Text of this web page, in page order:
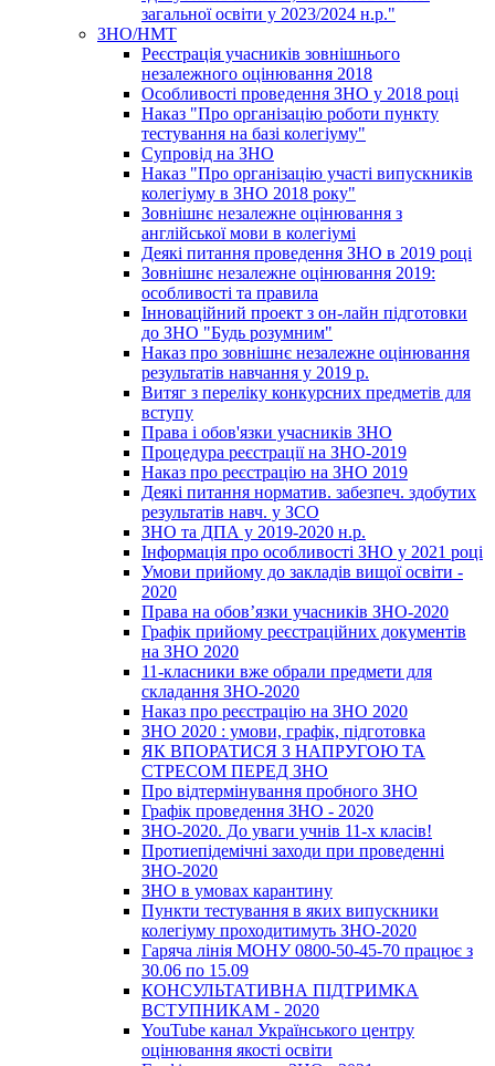
загальної освіти у 2023/2024 н.р."
ЗНО/НМТ
Реєстрація учасників зовнішнього
незалежного оцінювання 2018
Особливості проведення ЗНО у 2018 році
Наказ "Про організацію роботи пункту
тестування на базі колегіуму"
Супровід на ЗНО
Наказ "Про організацію участі випускників
колегіуму в ЗНО 2018 року"
Зовнішнє незалежне оцінювання з
англійської мови в колегіумі
Деякі питання проведення ЗНО в 2019 році
Зовнішнє незалежне оцінювання 2019:
особливості та правила
Інноваційний проект з он-лайн підготовки
до ЗНО "Будь розумним"
Наказ про зовнішнє незалежне оцінювання
результатів навчання у 2019 р.
Витяг з переліку конкурсних предметів для
вступу
Права і обов'язки учасників ЗНО
Процедура реєстрації на ЗНО-2019
Наказ про реєстрацію на ЗНО 2019
Деякі питання норматив. забезпеч. здобутих
результатів навч. у ЗСО
ЗНО та ДПА у 2019-2020 н.р.
Інформація про особливості ЗНО у 2021 році
Умови прийому до закладів вищої освіти -
2020
Права на обов’язки учасників ЗНО-2020
Графік прийому реєстраційних документів
на ЗНО 2020
11-класники вже обрали предмети для
складання ЗНО-2020
Наказ про реєстрацію на ЗНО 2020
ЗНО 2020 : умови, графік, підготовка
ЯК ВПОРАТИСЯ З НАПРУГОЮ ТА
СТРЕСОМ ПЕРЕД ЗНО
Про відтермінування пробного ЗНО
Графік проведення ЗНО - 2020
ЗНО-2020. До уваги учнів 11-х класів!
Протиепідемічні заходи при проведенні
ЗНО-2020
ЗНО в умовах карантину
Пункти тестування в яких випускники
колегіуму проходитимуть ЗНО-2020
Гаряча лінія МОНУ 0800-50-45-70 працює з
30.06 по 15.09
КОНСУЛЬТАТИВНА ПІДТРИМКА
ВСТУПНИКАМ - 2020
YouTube канал Українського центру
оцінювання якості освіти